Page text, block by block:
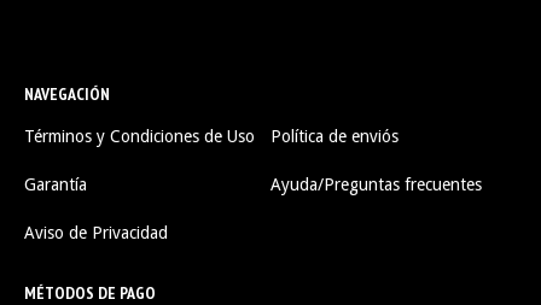
NAVEGACIÓN
Términos y Condiciones de Uso Política de enviós
Garantía Ayuda/Preguntas frecuentes
Aviso de Privacidad
MÉTODOS DE PAGO